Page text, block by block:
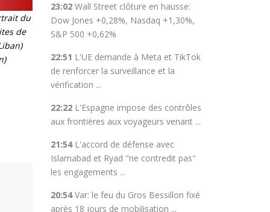
du
de
23:02 Wall Street clôture en hausse:
Dow Jones +0,28%, Nasdaq +1,30%,
S&P 500 +0,62%
22:51 L'UE demande à Meta et TikTok
de renforcer la surveillance et la
vérification ...
22:22 L'Espagne impose des contrôles
aux frontières aux voyageurs venant ...
21:54 L'accord de défense avec
Islamabad et Ryad "ne contredit pas"
les engagements ...
20:54 Var: le feu du Gros Bessillon fixé
après 18 jours de mobilisation ...